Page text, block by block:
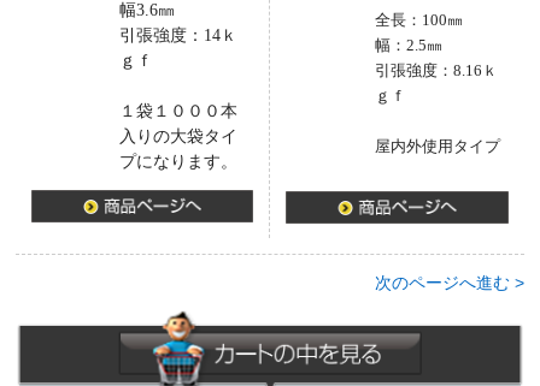
幅3.6㎜
引張強度：14ｋ
ｇｆ
１袋１０００本
入りの大袋タイ
プになります。
全長：100㎜
幅：2.5㎜
引張強度：8.16ｋ
ｇｆ
屋内外使用タイプ
次のページへ進む >